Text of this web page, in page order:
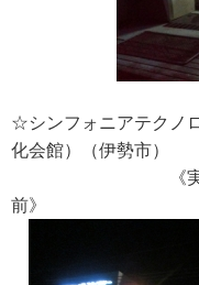
☆シンフォニアテクノ
化会館）（伊勢市）
《実
前》